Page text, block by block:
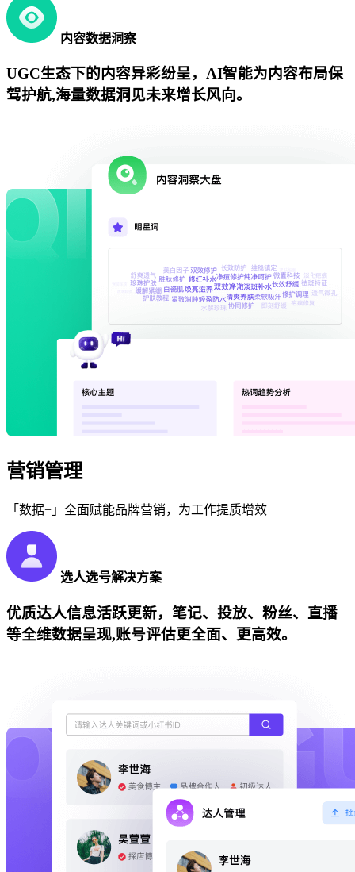
内容数据洞察
UGC生态下的内容异彩纷呈，AI智能为内容布局保
驾护航,海量数据洞见未来增长风向。
营销管理
「数据+」全面赋能品牌营销，为工作提质增效
选人选号解决方案
优质达人信息活跃更新，笔记、投放、粉丝、直播
等全维数据呈现,账号评估更全面、更高效。